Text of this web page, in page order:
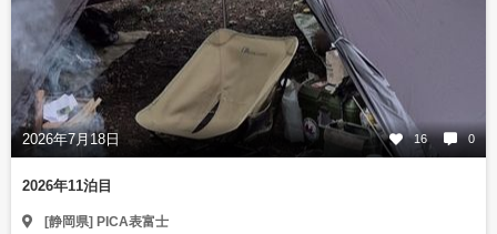
2026年7月18日 16 0
2026年11泊目
[静岡県] PICA表富士